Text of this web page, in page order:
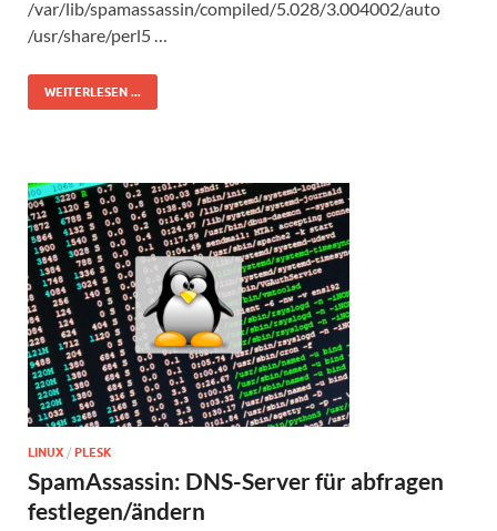
/var/lib/spamassassin/compiled/5.028/3.004002/auto
/usr/share/perl5 …
WEITERLESEN ...
LINUX / PLESK
SpamAssassin: DNS-Server für abfragen
festlegen/ändern